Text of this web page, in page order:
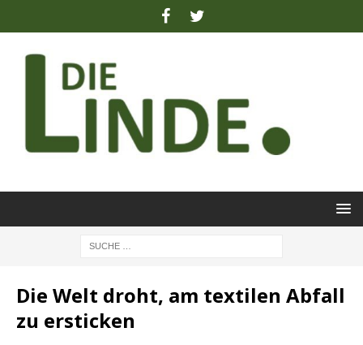
Die Welt droht, am textilen Abfall
zu ersticken